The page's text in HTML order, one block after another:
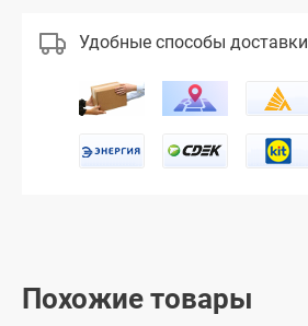
Удобные способы доставки
Похожие товары